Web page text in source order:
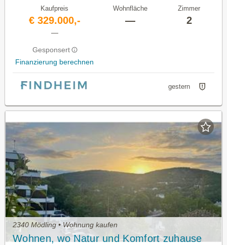
Kaufpreis
€ 329.000,-
—
Gesponsert
Finanzierung berechnen
Wohnfläche
—
Zimmer
2
gestern
2340 Mödling • Wohnung kaufen
Wohnen, wo Natur und Komfort zuhause